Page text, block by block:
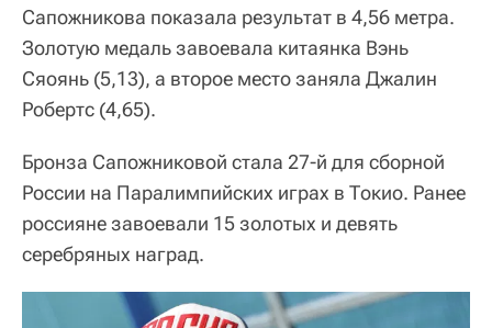
Сапожникова показала результат в 4,56 метра.
Золотую медаль завоевала китаянка Вэнь
Сяоянь (5,13), а второе место заняла Джалин
Робертс (4,65).
Бронза Сапожниковой стала 27-й для сборной
России на Паралимпийских играх в Токио. Ранее
россияне завоевали 15 золотых и девять
серебряных наград.